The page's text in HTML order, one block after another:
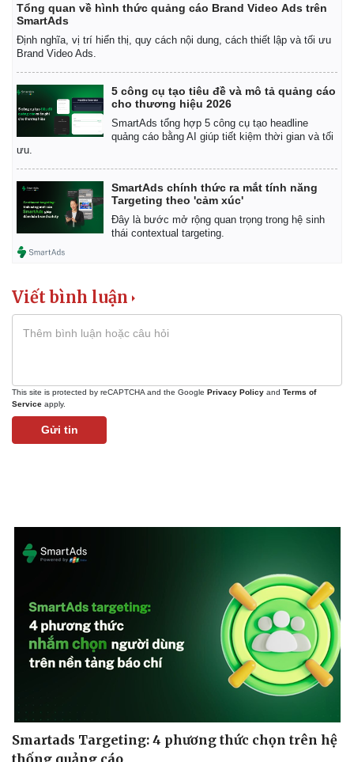
Tỷ giá
Tổng quan về hình thức quảng cáo Brand Video Ads trên
SmartAds
Định nghĩa, vị trí hiển thị, quy cách nội dung, cách thiết lập và tối ưu
Brand Video Ads.
5 công cụ tạo tiêu đề và mô tả quảng cáo
cho thương hiệu 2026
SmartAds tổng hợp 5 công cụ tạo headline
quảng cáo bằng AI giúp tiết kiệm thời gian và tối
ưu.
SmartAds chính thức ra mắt tính năng
Targeting theo 'cảm xúc'
Đây là bước mở rộng quan trọng trong hệ sinh
thái contextual targeting.
Viết bình luận
This site is protected by reCAPTCHA and the Google Privacy Policy and Terms of
Service apply.
Gửi tin
Smartads Targeting: 4 phương thức chọn trên hệ
thống quảng cáo